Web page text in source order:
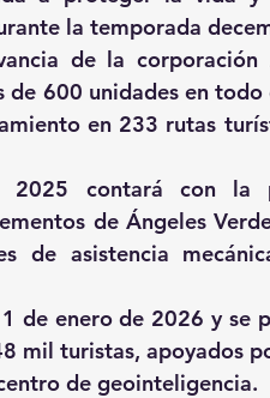
la temporada
de la corporación
600 unidades en
en 233 rutas
2025 contará con la
de Ángeles
de asistencia
de enero de 2026 y se
mil turistas, apoyados
de geointeligencia.